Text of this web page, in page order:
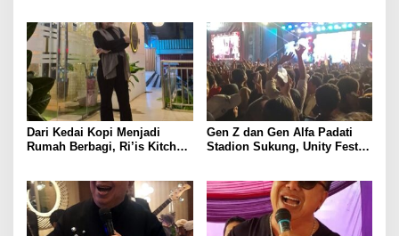
Young On Top National
Conference
Dari Kedai Kopi Menjadi
Rumah Berbagi, Ri’is Kitchen
Gen Z dan Gen Alfa Padati
Stadion Sukung, Unity Fest